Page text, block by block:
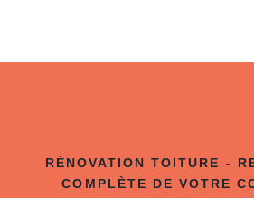
RÉNOVATION TOITURE -
COMPLÈTE DE VOTRE